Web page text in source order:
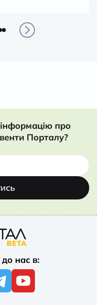
про
Порталу?
нас в: